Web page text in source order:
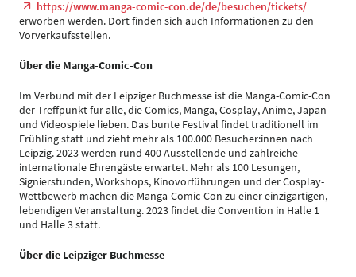
https://www.manga-comic-con.de/de/besuchen/tickets/
erworben werden. Dort finden sich auch Informationen zu den
Vorverkaufsstellen.
Über die Manga-Comic-Con
Im Verbund mit der Leipziger Buchmesse ist die Manga-Comic-Con
der Treffpunkt für alle, die Comics, Manga, Cosplay, Anime, Japan
und Videospiele lieben. Das bunte Festival findet traditionell im
Frühling statt und zieht mehr als 100.000 Besucher:innen nach
Leipzig. 2023 werden rund 400 Ausstellende und zahlreiche
internationale Ehrengäste erwartet. Mehr als 100 Lesungen,
Signierstunden, Workshops, Kinovorführungen und der Cosplay-
Wettbewerb machen die Manga-Comic-Con zu einer einzigartigen,
lebendigen Veranstaltung. 2023 findet die Convention in Halle 1
und Halle 3 statt.
Über die Leipziger Buchmesse